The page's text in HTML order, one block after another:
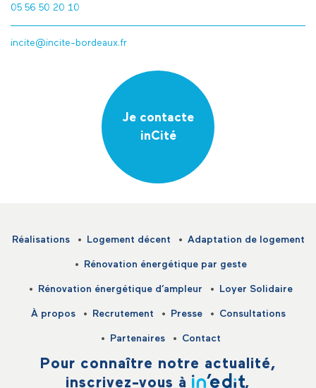
05 56 50 20 10
incite@incite-bordeaux.fr
Je contacte
inCité
Réalisations Logement décent Adaptation de logement
Rénovation énergétique par geste
Rénovation énergétique d’ampleur Loyer Solidaire
À propos Recrutement Presse Consultations
Partenaires Contact
Pour connaître notre actualité,
inscrivez-vous à
,